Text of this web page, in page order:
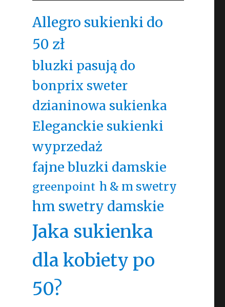
Allegro sukienki do
50 zł
bluzki pasują do
bonprix sweter
dzianinowa sukienka
Eleganckie sukienki
wyprzedaż
fajne bluzki damskie
greenpoint h & m swetry
hm swetry damskie
Jaka sukienka
dla kobiety po
50?